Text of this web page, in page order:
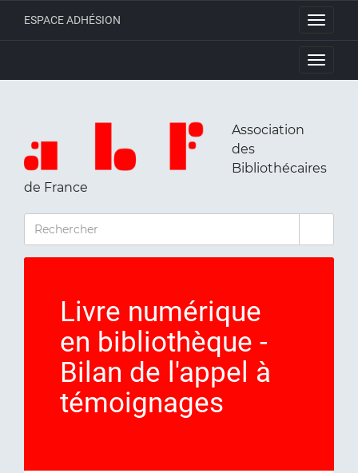
Toggle
ESPACE ADHÉSION
Toggle
Association
des
Bibliothécaires
de France
RECHERCHER
Livre numérique
en bibliothèque -
Bilan de l'appel à
témoignages